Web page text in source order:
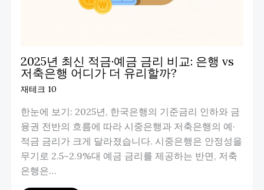
2025년 최신 적금·예금 금리 비교: 은행 vs
저축은행 어디가 더 유리할까?
재테크 10
한눈에 보기: 2025년, 한국은행의 기준금리 인하와 금
융권 전반의 흐름에 따라 시중은행과 저축은행의 예·
적금 금리가 크게 달라졌습니다. 시중은행은 안정성을
무기로 2.5~2.9%대 예금 금리를 제공하는 반면, 저축
은행은…